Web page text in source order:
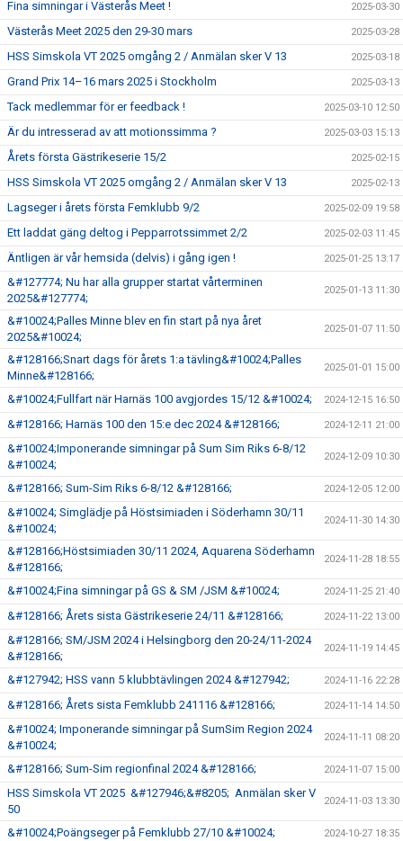
Fina simningar i Västerås Meet ! 2025-03-30
Västerås Meet 2025 den 29-30 mars 2025-03-28
HSS Simskola VT 2025 omgång 2 / Anmälan sker V 13 2025-03-18
Grand Prix 14–16 mars 2025 i Stockholm 2025-03-13
Tack medlemmar för er feedback ! 2025-03-10 12:50
Är du intresserad av att motionssimma ? 2025-03-03 15:13
Årets första Gästrikeserie 15/2 2025-02-15
HSS Simskola VT 2025 omgång 2 / Anmälan sker V 13 2025-02-13
Lagseger i årets första Femklubb 9/2 2025-02-09 19:58
Ett laddat gäng deltog i Pepparrotssimmet 2/2 2025-02-03 11:45
Äntligen är vår hemsida (delvis) i gång igen ! 2025-01-25 13:17
&#127774; Nu har alla grupper startat vårterminen
2025&#127774;
2025-01-13 11:30
&#10024;Palles Minne blev en fin start på nya året
2025&#10024;
2025-01-07 11:50
&#128166;Snart dags för årets 1:a tävling&#10024;Palles
Minne&#128166;
2025-01-01 15:00
&#10024;Fullfart när Harnäs 100 avgjordes 15/12 &#10024; 2024-12-15 16:50
&#128166; Harnäs 100 den 15:e dec 2024 &#128166; 2024-12-11 21:00
&#10024;Imponerande simningar på Sum Sim Riks 6-8/12
&#10024;
2024-12-09 10:30
&#128166; Sum-Sim Riks 6-8/12 &#128166; 2024-12-05 12:00
&#10024; Simglädje på Höstsimiaden i Söderhamn 30/11
&#10024;
2024-11-30 14:30
&#128166;Höstsimiaden 30/11 2024, Aquarena Söderhamn
&#128166;
2024-11-28 18:55
&#10024;Fina simningar på GS & SM /JSM &#10024; 2024-11-25 21:40
&#128166; Årets sista Gästrikeserie 24/11 &#128166; 2024-11-22 13:00
&#128166; SM/JSM 2024 i Helsingborg den 20-24/11-2024
&#128166;
2024-11-19 14:45
&#127942; HSS vann 5 klubbtävlingen 2024 &#127942; 2024-11-16 22:28
&#128166; Årets sista Femklubb 241116 &#128166; 2024-11-14 14:50
&#10024; Imponerande simningar på SumSim Region 2024
&#10024;
2024-11-11 08:20
&#128166; Sum-Sim regionfinal 2024 &#128166; 2024-11-07 15:00
HSS Simskola VT 2025 &#127946;&#8205; Anmälan sker V
50
2024-11-03 13:30
&#10024;Poängseger på Femklubb 27/10 &#10024; 2024-10-27 18:35